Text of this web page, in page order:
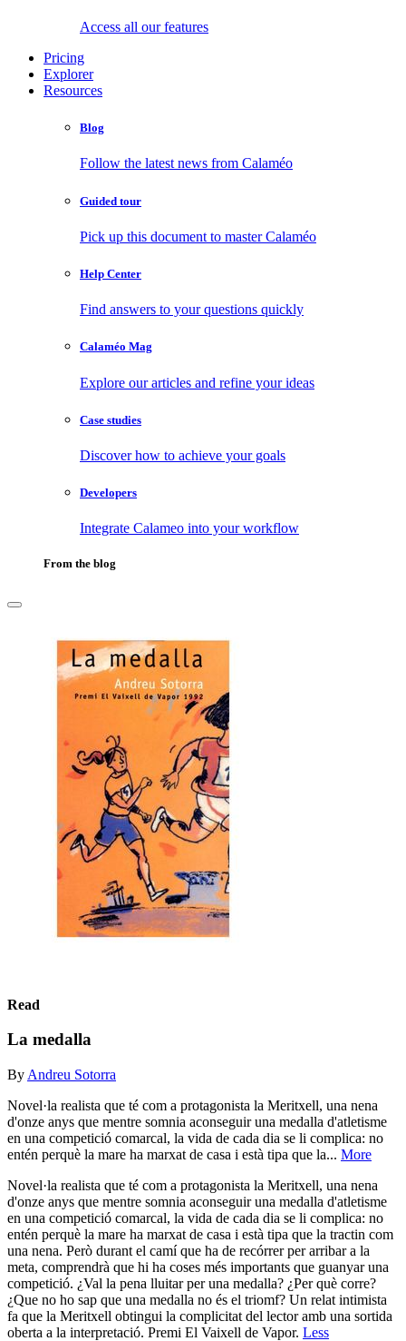
Access all our features
Pricing
Explorer
Resources
Blog
Follow the latest news from Calaméo
Guided tour
Pick up this document to master Calaméo
Help Center
Find answers to your questions quickly
Calaméo Mag
Explore our articles and refine your ideas
Case studies
Discover how to achieve your goals
Developers
Integrate Calameo into your workflow
From the blog
Read
La medalla
By Andreu Sotorra
Novel·la realista que té com a protagonista la Meritxell, una nena
d'onze anys que mentre somnia aconseguir una medalla d'atletisme
en una competició comarcal, la vida de cada dia se li complica: no
entén perquè la mare ha marxat de casa i està tipa que la... More
Novel·la realista que té com a protagonista la Meritxell, una nena
d'onze anys que mentre somnia aconseguir una medalla d'atletisme
en una competició comarcal, la vida de cada dia se li complica: no
entén perquè la mare ha marxat de casa i està tipa que la tractin com
una nena. Però durant el camí que ha de recórrer per arribar a la
meta, comprendrà que hi ha coses més importants que guanyar una
competició. ¿Val la pena lluitar per una medalla? ¿Per què corre?
¿Que no ho sap que una medalla no és el triomf? Un relat intimista
fa que la Meritxell obtingui la complicitat del lector amb una sortida
oberta a la interpretació. Premi El Vaixell de Vapor. Less